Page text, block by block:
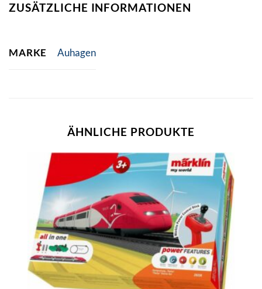
ZUSÄTZLICHE INFORMATIONEN
MARKE Auhagen
ÄHNLICHE PRODUKTE